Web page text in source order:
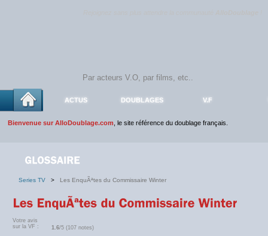
ACTUS DOUBLAGES V.F
Bienvenue sur AlloDoublage.com , le site référence du doublage français.
Series TV > Les EnquÃªtes du Commissaire Winter
Votre avis
sur la VF :
1.6/5 (107 notes)